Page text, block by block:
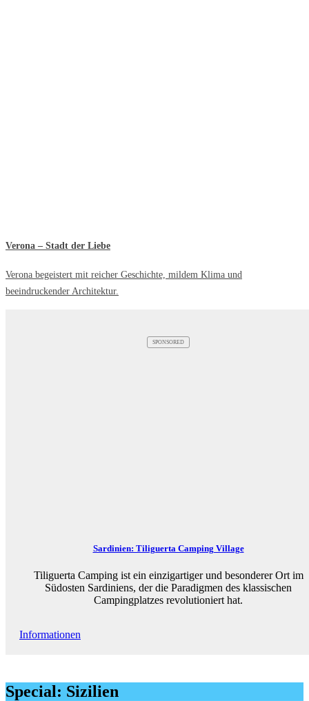
Verona – Stadt der Liebe
Verona begeistert mit reicher Geschichte, mildem Klima und
beeindruckender Architektur.
SPONSORED
Sardinien: Tiliguerta Camping Village
Tiliguerta Camping ist ein einzigartiger und besonderer Ort im
Südosten Sardiniens, der die Paradigmen des klassischen
Campingplatzes revolutioniert hat.
Informationen
Special: Sizilien